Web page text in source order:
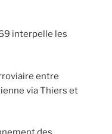
interpelle les
entre
via Thiers et